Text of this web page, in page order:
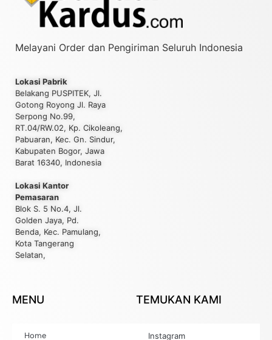
Melayani Order dan Pengiriman Seluruh Indonesia
Lokasi Pabrik
Belakang PUSPITEK, Jl.
Gotong Royong Jl. Raya
Serpong No.99,
RT.04/RW.02, Kp. Cikoleang,
Pabuaran, Kec. Gn. Sindur,
Kabupaten Bogor, Jawa
Barat 16340, Indonesia
Lokasi Kantor
Pemasaran
Blok S. 5 No.4, Jl.
Golden Jaya, Pd.
Benda, Kec. Pamulang,
Kota Tangerang
Selatan,
MENU
Home
TEMUKAN KAMI
Instagram